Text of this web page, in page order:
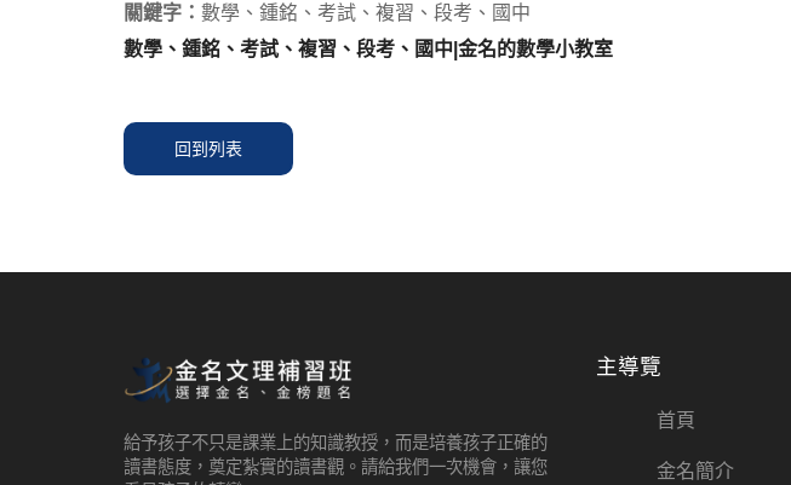
關鍵字： 數學、鍾銘、考試、複習、段考、國中
數學、鍾銘、考試、複習、段考、國中|金名的數學小教室
回到列表
給予孩子不只是課業上的知識教授，而是培養孩子正確的
讀書態度，奠定紮實的讀書觀。請給我們一次機會，讓您
主導覽
首頁
金名簡介